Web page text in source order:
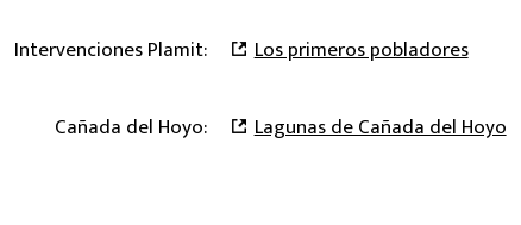
Intervenciones Plamit: Los primeros pobladores
Cañada del Hoyo: Lagunas de Cañada del Hoyo